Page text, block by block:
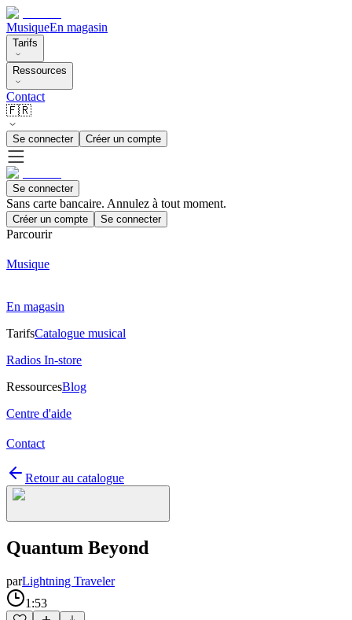
MusiqueEn magasin
Tarifs
Ressources
Contact
🇫🇷
Se connecter Créer un compte
Se connecter
Sans carte bancaire. Annulez à tout moment.
Créer un compte Se connecter
Parcourir
Musique
En magasin
TarifsCatalogue musical
Radios In-store
RessourcesBlog
Centre d'aide
Contact
Retour au catalogue
Quantum Beyond
parLightning Traveler
1:53